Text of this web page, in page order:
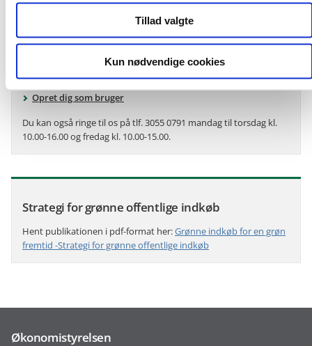
Tillad valgte
Kun nødvendige cookies
Kontakt Statens Indkøb
Har du spørgsmål til de statslige indkøbsaftaler, kan du kontakte
Statens Indkøb gennem TOPdesk.
Opret dig som bruger
Du kan også ringe til os på tlf. 3055 0791 mandag til torsdag kl.
10.00-16.00 og fredag kl. 10.00-15.00.
Strategi for grønne offentlige indkøb
Hent publikationen i pdf-format her:Grønne indkøb for en grøn
fremtid -Strategi for grønne offentlige indkøb
Økonomistyrelsen